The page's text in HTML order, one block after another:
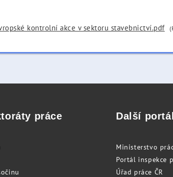
kontrolní akce v sektoru stavebnictví.pdf
práce Další
Ministerstvo
Portál inspekce
Úřad práce ČR